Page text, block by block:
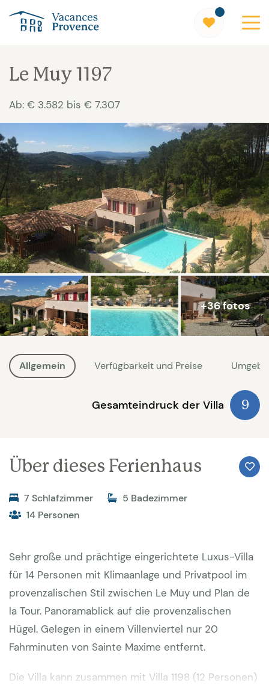
Le Muy 1197
Ab: € 3.582 bis € 7.307
+36 fotos
Allgemein Verfügbarkeit und Preise
Gesamteindruck der Villa 9
Über dieses Ferienhaus
7 Schlafzimmer
5 Badezimmer
14 Personen
Sehr große und prächtige eingerichtete Luxus-Villa
für 14 Personen mit Klimaanlage und Privatpool im
provenzalischen Stil zwischen Le Muy und Plan de
la Tour. Panoramablick auf die provenzalischen
Hügel. Gelegen in einem Villenviertel nur 20
Fahrminuten von Sainte Maxime entfernt.
Die Villa kann zusammen mit Villa 1198 (12 Personen)